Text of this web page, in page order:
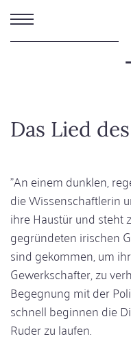
Direkt
zum
Inhalt
Das Lied
"An einem dunklen,
die Wissenschaftlerin
ihre Haustür und steht
gegründeten irischen
sind gekommen, um
Gewerkschafter, zu
Begegnung mit der
schnell beginnen die
Ruder zu laufen.